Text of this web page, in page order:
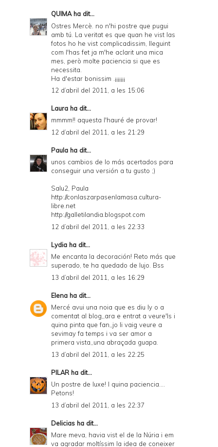
QUIMAha dit...
Ostres Mercè. no n'hi postre que pugui
amb tú. La veritat es que quan he vist las
fotos ho he vist complicadissim, lleguint
com l'has fet ja m'he aclarit una mica
mes, però molte paciencia si que es
necessita.
Ha d'estar bonissim .¡¡¡¡¡¡¡
12 d’abril del 2011, a les 15:06
Laura ha dit...
mmmm!! aquesta l'hauré de provar!
12 d’abril del 2011, a les 21:29
Paula ha dit...
unos cambios de lo más acertados para
conseguir una versión a tu gusto ;)
Salu2, Paula
http://conlaszarpasenlamasa.cultura-
libre.net
http://galletilandia.blogspot.com
12 d’abril del 2011, a les 22:33
Lydia ha dit...
Me encanta la decoración! Reto más que
superado, te ha quedado de lujo. Bss
13 d’abril del 2011, a les 16:29
Elena ha dit...
Mercé avui una noia que es diu ly o a
comentat al blog,,ara e entrat a veure'ls i
quina pinta que fan,,jo li vaig veure a
sevimay fa temps i va ser amor a
primera vista,,una abraçada guapa.
13 d’abril del 2011, a les 22:25
PILAR ha dit...
Un postre de luxe! I quina paciencia....
Petons!
13 d’abril del 2011, a les 22:37
Delicias ha dit...
Mare meva, havia vist el de la Núria i em
va agradar moltíssim la idea de coneixer